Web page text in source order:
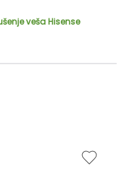
veša Hisense